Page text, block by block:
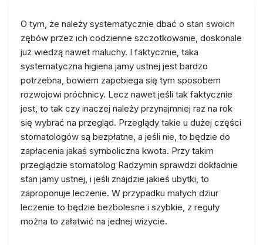
O tym, że należy systematycznie dbać o stan swoich
zębów przez ich codzienne szczotkowanie, doskonale
już wiedzą nawet maluchy. I faktycznie, taka
systematyczna higiena jamy ustnej jest bardzo
potrzebna, bowiem zapobiega się tym sposobem
rozwojowi próchnicy. Lecz nawet jeśli tak faktycznie
jest, to tak czy inaczej należy przynajmniej raz na rok
się wybrać na przegląd. Przeglądy takie u dużej części
stomatologów są bezpłatne, a jeśli nie, to będzie do
zapłacenia jakaś symboliczna kwota. Przy takim
przeglądzie stomatolog Radzymin sprawdzi dokładnie
stan jamy ustnej, i jeśli znajdzie jakieś ubytki, to
zaproponuje leczenie. W przypadku małych dziur
leczenie to będzie bezbolesne i szybkie, z reguły
można to załatwić na jednej wizycie.